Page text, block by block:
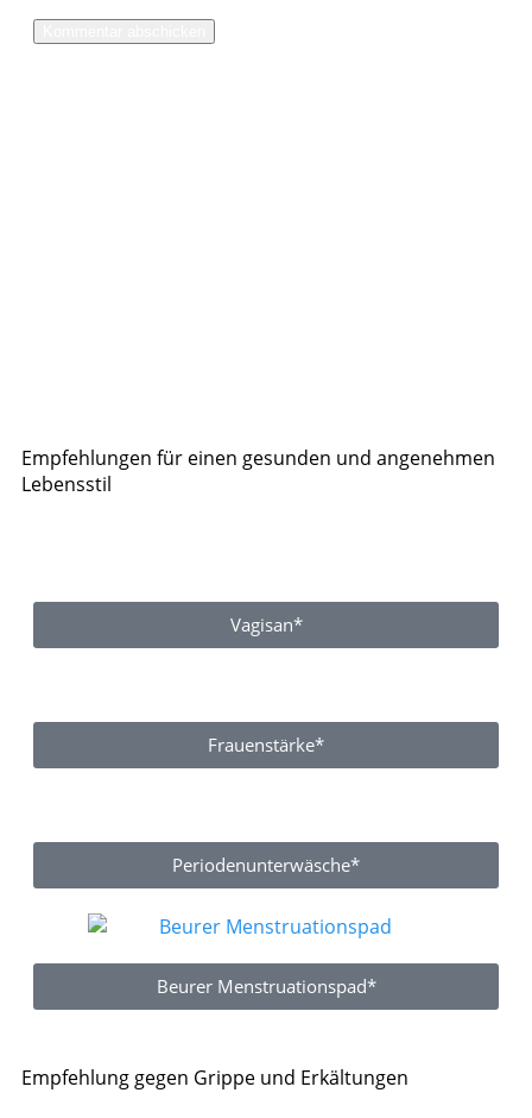
Empfehlungen für einen gesunden und angenehmen
Lebensstil
Vagisan*
Frauenstärke*
Periodenunterwäsche*
Beurer Menstruationspad*
Empfehlung gegen Grippe und Erkältungen